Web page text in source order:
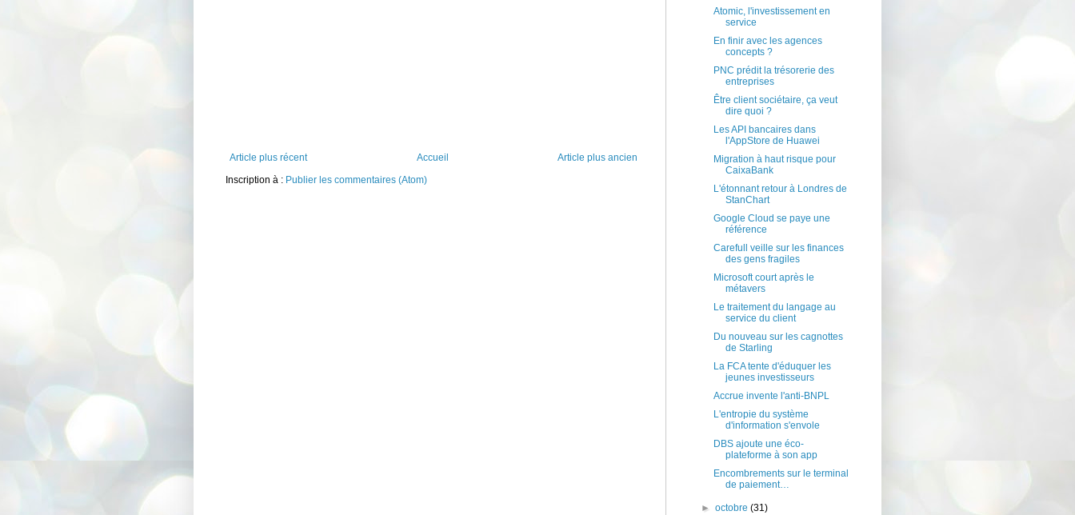
Article plus récent Article plus ancien
Accueil
Inscription à : Publier les commentaires (Atom)
Atomic, l'investissement en
service
En finir avec les agences
concepts ?
PNC prédit la trésorerie des
entreprises
Être client sociétaire, ça veut
dire quoi ?
Les API bancaires dans
l'AppStore de Huawei
Migration à haut risque pour
CaixaBank
L'étonnant retour à Londres de
StanChart
Google Cloud se paye une
référence
Carefull veille sur les finances
des gens fragiles
Microsoft court après le
métavers
Le traitement du langage au
service du client
Du nouveau sur les cagnottes
de Starling
La FCA tente d'éduquer les
jeunes investisseurs
Accrue invente l'anti-BNPL
L'entropie du système
d'information s'envole
DBS ajoute une éco-
plateforme à son app
Encombrements sur le terminal
de paiement…
►octobre(31)